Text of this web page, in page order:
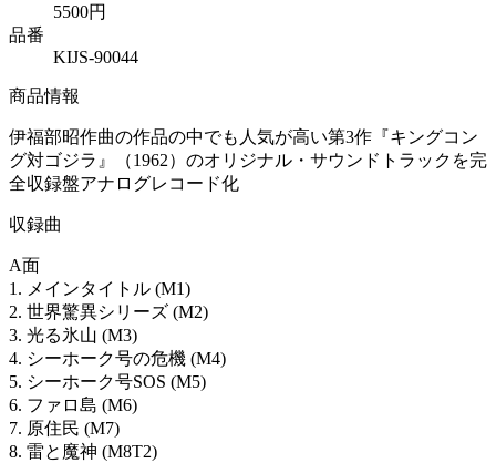
5500円
品番
KIJS-90044
商品情報
伊福部昭作曲の作品の中でも人気が高い第3作『キングコン
グ対ゴジラ』（1962）のオリジナル・サウンドトラックを完
全収録盤アナログレコード化
収録曲
A面
1. メインタイトル (M1)
2. 世界驚異シリーズ (M2)
3. 光る氷山 (M3)
4. シーホーク号の危機 (M4)
5. シーホーク号SOS (M5)
6. ファロ島 (M6)
7. 原住民 (M7)
8. 雷と魔神 (M8T2)